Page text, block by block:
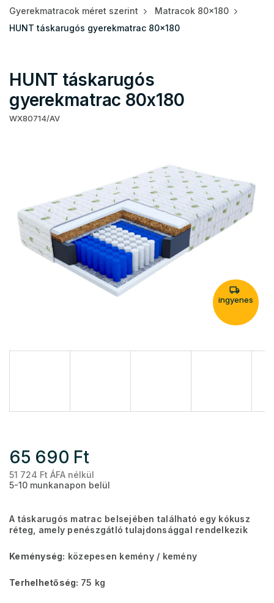
Gyerekmatracok méret szerint
Matracok 80x180
HUNT táskarugós gyerekmatrac 80x180
HUNT táskarugós
gyerekmatrac 80x180
WX80714/AV
ingyenes
65 690 Ft
51 724 Ft ÁFA nélkül
5-10 munkanapon belül
A táskarugós matrac belsejében található egy kókusz
réteg, amely penészgátló tulajdonsággal rendelkezik
Keménység: közepesen kemény / kemény
Terhelhetőség: 75 kg